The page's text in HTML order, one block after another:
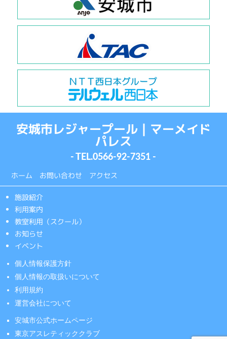
安城市レジャープール｜マーメイド
パレス
- TEL.0566-92-7351 -
ホーム お問い合わせ アクセス
施設紹介
利用案内
教室利用（スクール）
お知らせ
イベント
個人情報保護方針
個人情報の取扱いについて
利用規約
運営会社について
安城市公式ホームページ
東京アスレティッククラブ